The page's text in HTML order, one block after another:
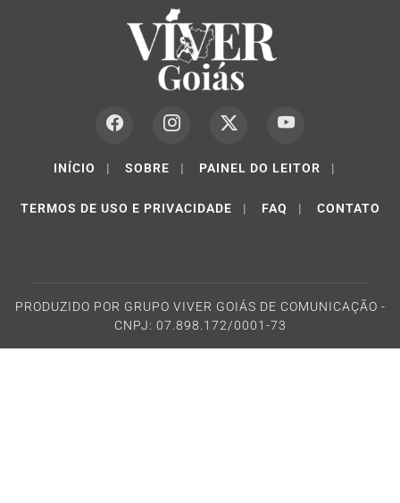
INÍCIO | SOBRE | PAINEL DO LEITOR |
TERMOS DE USO E PRIVACIDADE | FAQ | CONTATO
PRODUZIDO POR GRUPO VIVER GOIÁS DE COMUNICAÇÃO -
CNPJ: 07.898.172/0001-73